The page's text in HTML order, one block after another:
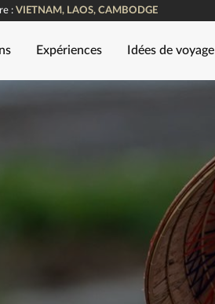
: VIETNAM, LAOS, CAMBODGE
Expériences Idées de voyage